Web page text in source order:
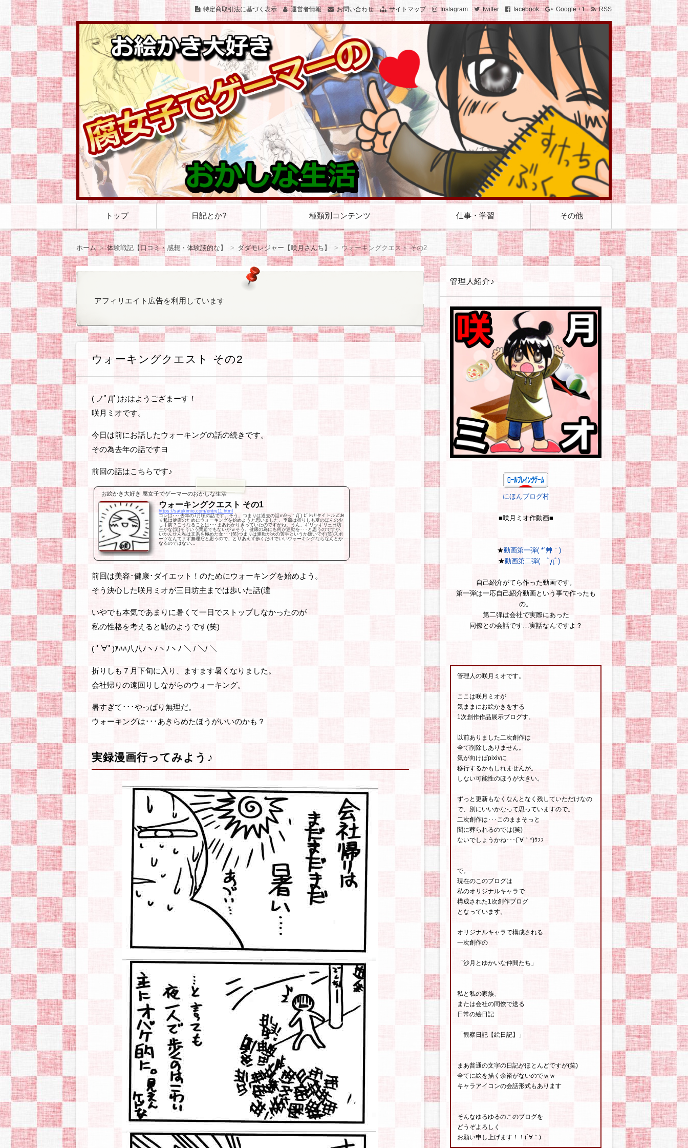
特定商取引法に基づく表示 運営者情報 お問い合わせ サイトマップ Instagram twitter facebook Google +1 RSS
お絵かき大好き 腐女子でゲーマーのおかしな生活
お絵かきとゲームをこよなく愛する腐女子のおかしな生活を絵と文で綴ります
ン
ツ
へ
トップ 日記とか?
観察日記 観察日記【咲月さんち】
観察日記【世間様の様子】
観察日記【ゲーム・遊び】
観察日記【ダイエット編】
観察日記【美容編】
観察日記【健康編】
観察日記【絵日記】
観察日記【職場のゆかいな同僚たち】
ラノベやコミックの感想等
ゲームのプレイ日記や感想等
オカンと乳がん
気になったもの
ぽっちゃりファッション
お知らせ
種類別コンテンツ
体験戦記各種 体験戦記アイヨウダー【愛用食材・小物】
体験戦記アソンダー【ゲーム・遊び】
体験戦記エヲカイター【お絵かき編】
体験戦記オシリダイジ【便秘・痔】
体験戦記カタヅケター【掃除・片付け編】
体験戦記カッタッター【お買い物編】
体験戦記ケンコウダイイチ【美容・健康】
体験戦記シッパイダー【失敗談等】
体験戦記ゼッショクダー【プチ絶食生活】
体験戦記タノシンダー【行事やイベント編】
体験戦記タベッター【食べ物編】
体験戦記タメシター【お試し編】
体験戦記タメシター【対策・改善】
体験戦記タイヘンジャー【非常時・防災対策】
体験戦記ダイエッター【オートミール編】
体験戦記ダイエッター【ゆるい糖質カット】
体験戦記ダイエッター【人間になりたい編】
体験戦記ダイエッター【低GIチャレンジ】
体験戦記【料理ネタ】
体験戦記ドウガー【動画作成】
体験戦記ノンダー【飲み物編】
体験戦記ノウゼイジャー【ふるさと納税】
体験戦記ヒッコシター【引越し編】
体験戦記料理編 体験戦記ツクッター【その他】
体験戦記ツクッター【リュウジ】
体験戦記ツクッター【りなてぃ】
体験戦記ツクッター【山本ゆり】
解説戦記各種 解説戦隊アソブンジャー【趣味・遊び編】
解説戦隊イキイキジャー【美容・健康編】
解説戦隊イベンター【イベント情報】
解説戦隊エヲカイター【お絵かき編】
解説戦隊カスタマイジャー【カスタマイズ編】
解説戦隊シラベッター【その他疑問】
解説戦隊ツカイカター【使い方編】
解説戦隊タベルンジャー【食べ物編】
解説戦隊デキルンジャー【登録・設定編】
解説戦隊ワカルンジャー【用語編】
解説戦隊ノムンジャー【飲み物編】
企業・お店 企業・お店ーおおむぎ工房
企業・お店ーニトリ
企業・お店ーモラタメ
企業・お店ーユニクロ
企業・お店ーリュリュモール
企業・お店－BASEFOOD
企業・お店－コンビニ各社
企業・お店－シャトレーゼ
企業・お店－タマチャンショップ
企業・お店－ヤフーショッピング
企業・お店－楽天市場
読書感想 読書感想【本に関する情報やお話】
読書感想【その他の本】
読書感想【ライトノベル】
読書感想【コミック】
読書感想【恋愛要素薄めか皆無】
読書感想【現代社会風恋愛もの】
読書感想【異世界転生・転移・召喚】
読書感想【貴族・外国風恋愛もの】
読書感想【BL/女性向/男×男注意
仕事・学習
アフィリエイト講座
WordPress(ワードプレス)
テーマ・テンプレート
SIRIUS(シリウス)関連
BANNERPLUS(バナープラス)関連
無料ブログ
ASP・広告
ウェブサービス・店舗・企業
ソフト・ツール
お得情報やお小遣い稼ぎとか
その他
サイトマップ
プライバシーポリシー
ホーム
体験戦記【口コミ・感想・体験談的な】 ダダモレジャー【咲月さんち】 ウォーキングクエスト その2
アフィリエイト広告を利用しています
ウォーキングクエスト その2
( ノﾟДﾟ)おはようござまーす！
咲月ミオです。
今日は前にお話したウォーキングの話の続きです。
その為去年の話ですヨ
前回の話はこちらです♪
お絵かき大好き 腐女子でゲーマーのおかしな生活
ウォーキングクエスト その1
https://satukimio.com/entry11.html
コレは･･･去年の7月頃の話です。そう。つまりは過去の話ｍ9っ｀Д´) ﾋﾞｼｯ!!タイトルどお
り私は健康のためにウォーキングを始めようと思いました。季節は折りしも夏のほんの少
し手前？こうなることは･･･まあわかりきっていたのですがね。うん、ギリッギリ三日坊
主かな(笑)そういう問題でもないがｗそう。健康の為にも何か運動を･･･と思うのですが、
いかんせん私は文系を極めた女･･･(笑)つまりは運動が大の苦手というか嫌いです(笑)スポ
ーツなんてまず無理だと思うので、とりあえず歩くだけでいいウォーキングならなんとか
なるのではない...
前回は美容･健康･ダイエット！のためにウォーキングを始めよう。
そう決心した咲月ミオが三日坊主までは歩いた話(違
いやでも本気であまりに暑くて一日でストップしなかったのが
私の性格を考えると嘘のようです(笑)
( ﾟ∀ﾟ)ｱﾊﾊ八八ﾉヽﾉヽﾉヽﾉ ＼ / ＼/ ＼
折りしも７月下旬に入り、ますます暑くなりました。
会社帰りの遠回りしながらのウォーキング。
暑すぎて･･･やっぱり無理だ。
ウォーキングは･･･あきらめたほうがいいのかも？
実録漫画行ってみよう♪
管理人紹介♪
にほんブログ村
■咲月ミオ作動画■
★動画第一弾( *´艸｀)
★動画第二弾( ﾟдﾟ)
自己紹介がてら作った動画です。
第一弾は一応自己紹介動画という事で作ったも
の。
第二弾は会社で実際にあった
同僚との会話です…実話なんですよ？
管理人の咲月ミオです。
ここは咲月ミオが
気ままにお絵かきをする
1次創作作品展示ブログす。
以前ありました二次創作は
全て削除しありません。
気が向けばpixivに
移行するかもしれませんが。
しない可能性のほうが大きい。
ずっと更新もなくなんとなく残していただけなの
で、別にいいかなって思っていますので。
二次創作は･･･このままそっと
闇に葬られるのでは(笑)
ないでしょうかね･･･(´∀｀*)ｳﾌﾌ
で。
現在のこのブログは
私のオリジナルキャラで
構成された1次創作ブログ
となっています。
オリジナルキャラで構成される
一次創作の
「沙月とゆかいな仲間たち」
私と私の家族、
または会社の同僚で送る
日常の絵日記
「観察日記【絵日記】」
まあ普通の文字の日記がほとんどですが(笑)
全てに絵を描く余裕がないのでｗｗ
キャラアイコンの会話形式もあります
そんなゆるゆるのこのブログを
どうぞよろしく
お願い申し上げます！！(´∀｀)